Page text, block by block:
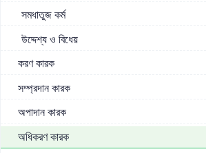
সমধাতুজ কর্ম
উদ্দেশ্য ও বিধেয়
করণ কারক
সম্প্রদান কারক
অপাদান কারক
অধিকরণ কারক